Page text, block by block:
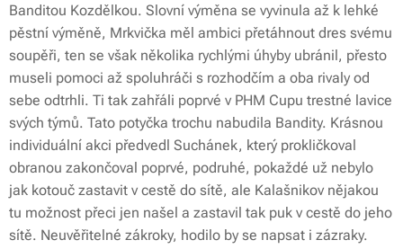
Banditou Kozdělkou. Slovní výměna se vyvinula až k lehké
pěstní výměně, Mrkvička měl ambici přetáhnout dres svému
soupěři, ten se však několika rychlými úhyby ubránil, přesto
museli pomoci až spoluhráči s rozhodčím a oba rivaly od
sebe odtrhli. Ti tak zahřáli poprvé v PHM Cupu trestné lavice
svých týmů. Tato potyčka trochu nabudila Bandity. Krásnou
individuální akci předvedl Suchánek, který prokličkoval
obranou zakončoval poprvé, podruhé, pokaždé už nebylo
jak kotouč zastavit v cestě do sítě, ale Kalašnikov nějakou
tu možnost přeci jen našel a zastavil tak puk v cestě do jeho
sítě. Neuvěřitelné zákroky, hodilo by se napsat i zázraky.